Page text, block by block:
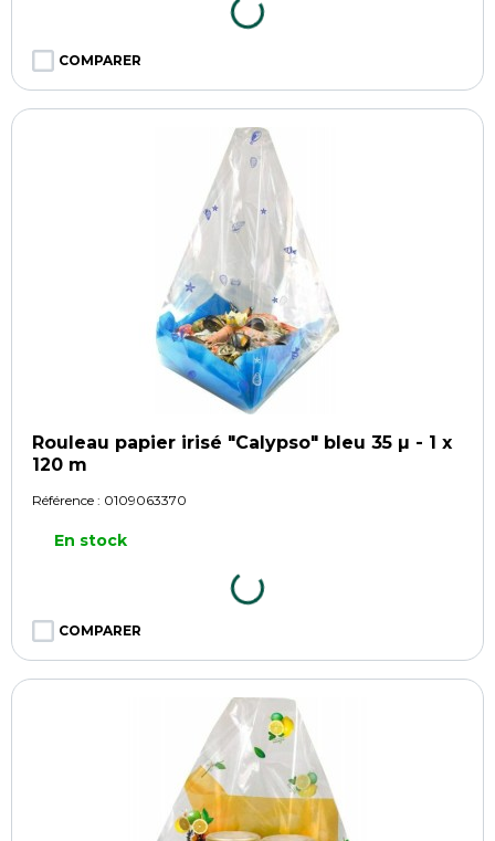
COMPARER
Rouleau papier irisé "Calypso" bleu 35 µ - 1 x
120 m
Référence : 0109063370
En stock
COMPARER